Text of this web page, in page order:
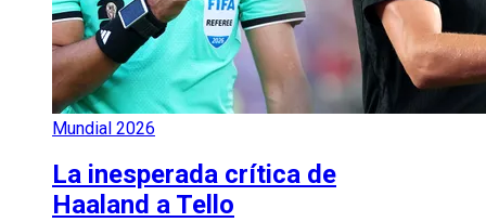
Mundial 2026
La inesperada crítica de
Haaland a Tello